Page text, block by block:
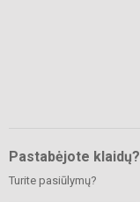
Pastabėjote klaidų?
Turite pasiūlymų?